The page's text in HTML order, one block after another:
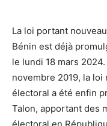
La loi portant
Bénin est déjà
le lundi 18 mars
novembre 2019, la
électoral a été enfin
Talon, apportant des
électoral en